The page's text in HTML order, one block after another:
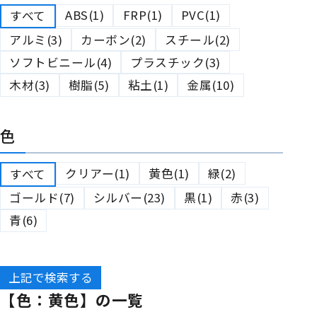
【色：黄色】の一覧
すべて ABS(1) FRP(1)
PVC(1)
アルミ(3)
カーボン(2)
スチール(2)
ソフトビニール(4)
プラスチック(3)
木材(3)
樹脂(5) 粘土(1) 金属(10)
色
すべて クリアー(1) 黄色(1)
緑(2)
ゴールド(7)
シルバー(23) 黒(1)
赤(3)
青(6)
上記で検索する